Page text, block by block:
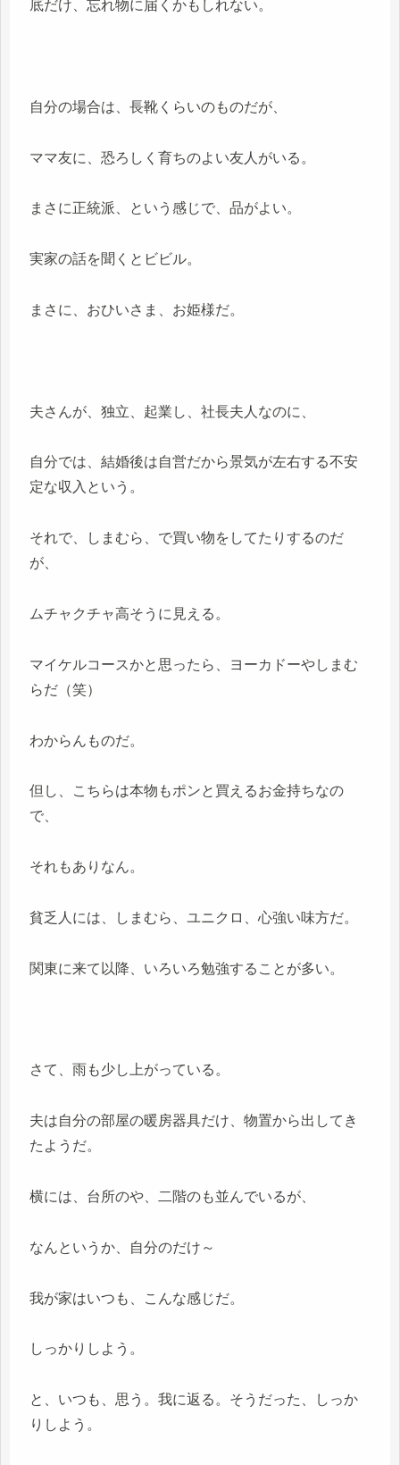
底だけ、忘れ物に届くかもしれない。
自分の場合は、長靴くらいのものだが、
ママ友に、恐ろしく育ちのよい友人がいる。
まさに正統派、という感じで、品がよい。
実家の話を聞くとビビル。
まさに、おひいさま、お姫様だ。
夫さんが、独立、起業し、社長夫人なのに、
自分では、結婚後は自営だから景気が左右する不安
定な収入という。
それで、しまむら、で買い物をしてたりするのだ
が、
ムチャクチャ高そうに見える。
マイケルコースかと思ったら、ヨーカドーやしまむ
らだ（笑）
わからんものだ。
但し、こちらは本物もポンと買えるお金持ちなの
で、
それもありなん。
貧乏人には、しまむら、ユニクロ、心強い味方だ。
関東に来て以降、いろいろ勉強することが多い。
さて、雨も少し上がっている。
夫は自分の部屋の暖房器具だけ、物置から出してき
たようだ。
横には、台所のや、二階のも並んでいるが、
なんというか、自分のだけ～
我が家はいつも、こんな感じだ。
しっかりしよう。
と、いつも、思う。我に返る。そうだった、しっか
りしよう。